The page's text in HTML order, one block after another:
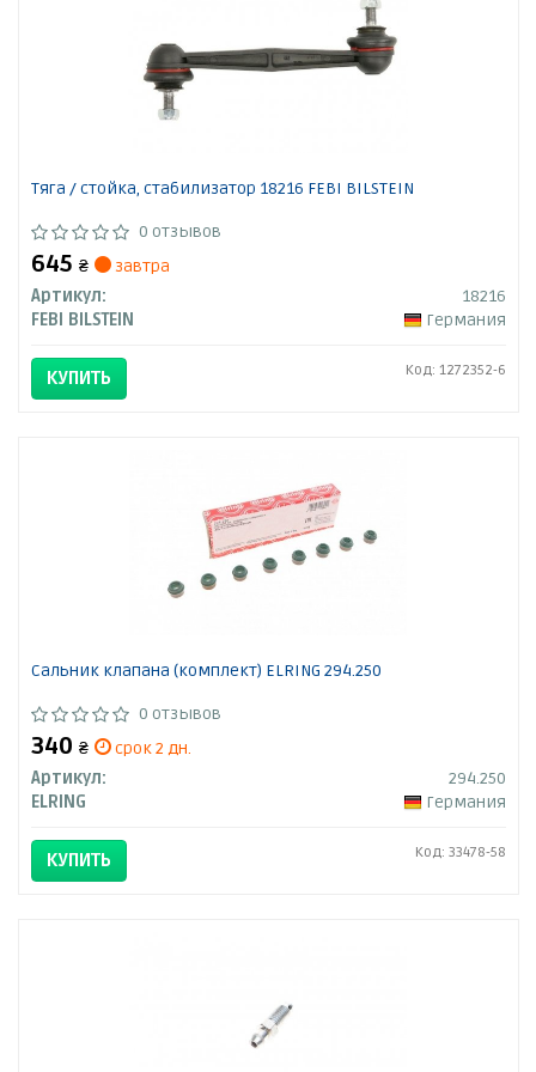
Тяга / стойка, стабилизатор 18216 FEBI BILSTEIN
0 отзывов
645 ₴
завтра
Артикул:
18216
FEBI BILSTEIN
Германия
КУПИТЬ Код: 1272352-6
Сальник клапана (комплект) ELRING 294.250
0 отзывов
340 ₴
срок 2 дн.
Артикул:
294.250
ELRING
Германия
КУПИТЬ Код: 33478-58